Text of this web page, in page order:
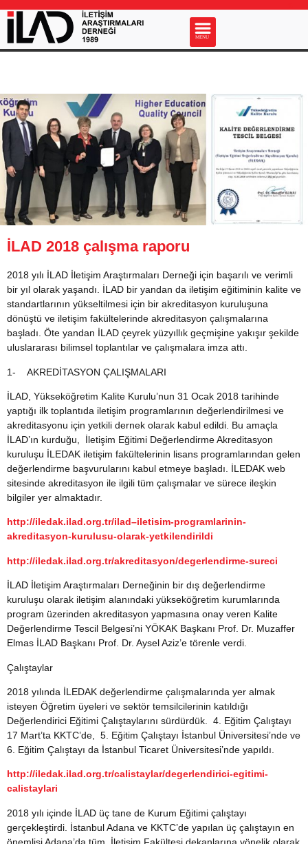
MENU
İLAD 2018 çalışma raporu
2018 yılı İLAD İletişim Araştırmaları Derneği için başarılı ve verimli
bir yıl olarak yaşandı. İLAD bir yandan da iletişim eğitiminin kalite ve
standartlarının yükseltilmesi için bir akreditasyon kuruluşuna
dönüştü ve iletişim fakültelerinde akreditasyon çalışmalarına
başladı. Öte yandan İLAD çeyrek yüzyıllık geçmişine yakışır şekilde
uluslararası bilimsel toplantılar ve çalışmalara imza attı.
1- AKREDİTASYON ÇALIŞMALARI
İLAD, Yükseköğretim Kalite Kurulu’nun 31 Ocak 2018 tarihinde
yaptığı ilk toplantıda iletişim programlarının değerlendirilmesi ve
akreditasyonu için yetkili dernek olarak kabul edildi. Bu amaçla
İLAD’ın kurduğu, İletişim Eğitimi Değerlendirme Akreditasyon
kuruluşu İLEDAK iletişim fakültelerinin lisans programlarından gelen
değerlendirme başvurularını kabul etmeye başladı. İLEDAK web
sitesinde akreditasyon ile ilgili tüm çalışmalar ve sürece ileşkin
bilgiler yer almaktadır.
http://iledak.ilad.org.tr/ilad–iletisim-programlarinin-
akreditasyon-kurulusu-olarak-yetkilendirildi
http://iledak.ilad.org.tr/akreditasyon/degerlendirme-sureci
İLAD İletişim Araştırmaları Derneğinin bir dış değerlendirme
kuruluşu olarak iletişim alanındaki yükseköğretim kurumlarında
program üzerinden akreditasyon yapmasına onay veren Kalite
Değerlendirme Tescil Belgesi’ni YÖKAK Başkanı Prof. Dr. Muzaffer
Elmas İLAD Başkanı Prof. Dr. Aysel Aziz’e törenle verdi.
Çalıştaylar
2018 yılında İLEDAK değerlendirme çalışmalarında yer almak
isteyen Öğretim üyeleri ve sektör temsilcilerinin katıldığı
Değerlendirici Eğitimi Çalıştaylarını sürdürdük. 4. Eğitim Çalıştayı
17 Mart’ta KKTC’de, 5. Eğitim Çalıştayı İstanbul Üniversitesi’nde ve
6. Eğitim Çalıştayı da İstanbul Ticaret Üniversitesi’nde yapıldı.
http://iledak.ilad.org.tr/calistaylar/degerlendirici-egitimi-
calistaylari
2018 yılı içinde İLAD üç tane de Kurum Eğitimi çalıştayı
gerçekleştirdi. İstanbul Adana ve KKTC’de yapılan üç çalıştayın en